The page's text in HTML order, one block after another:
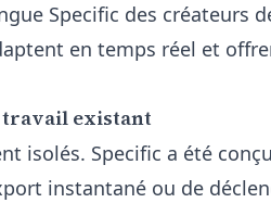
Specific des créateurs
en temps réel et
travail existant
isolés. Specific a été
instantané ou de